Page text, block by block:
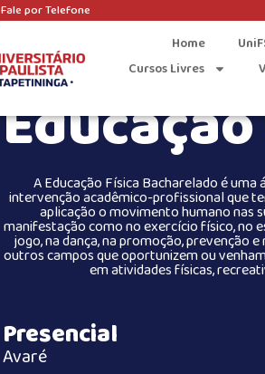
Fale por Telefone
Home
Cursos Livres
A Educação Física Bacharelado é
intervenção acadêmico-profissional que
aplicação o movimento humano nas
manifestação como no exercício físico, no
jogo, na dança, na promoção, prevenção
outros campos que oportunizem ou
em atividades físicas,
Presencial
Avaré